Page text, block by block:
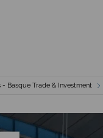
- Basque Trade & Investment